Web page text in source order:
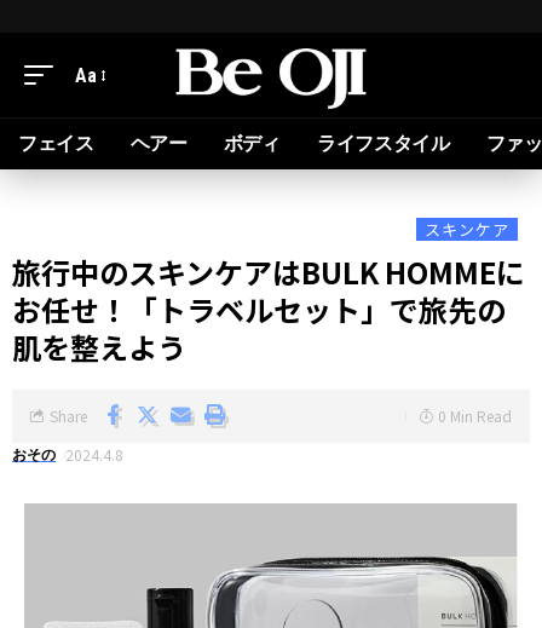
Aa
フェイス ヘアー ボディ ライフスタイル ファ
スキンケア
旅行中のスキンケアはBULK HOMMEに
お任せ！「トラベルセット」で旅先の
肌を整えよう
おその 2024.4.8
Share 0 Min Read